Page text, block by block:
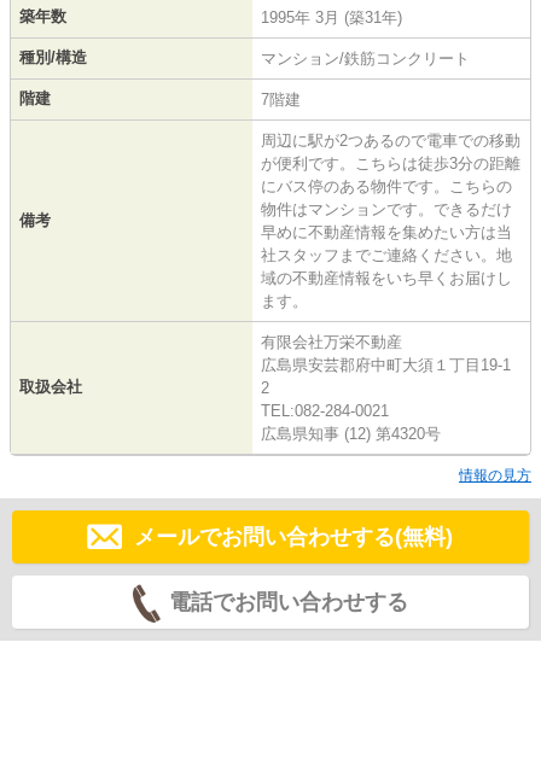
築年数 1995年 3月 (築31年)
種別/構造 マンション/鉄筋コンクリート
階建 7階建
備考
周辺に駅が2つあるので電車での移動
が便利です。こちらは徒歩3分の距離
にバス停のある物件です。こちらの
物件はマンションです。できるだけ
早めに不動産情報を集めたい方は当
社スタッフまでご連絡ください。地
域の不動産情報をいち早くお届けし
ます。
取扱会社
有限会社万栄不動産
広島県安芸郡府中町大須１丁目19-1
2
TEL:082-284-0021
広島県知事 (12) 第4320号
情報の見方
メールでお問い合わせする(無料)
電話でお問い合わせする